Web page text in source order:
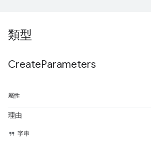
類型
CreateParameters
屬性
理由
字串